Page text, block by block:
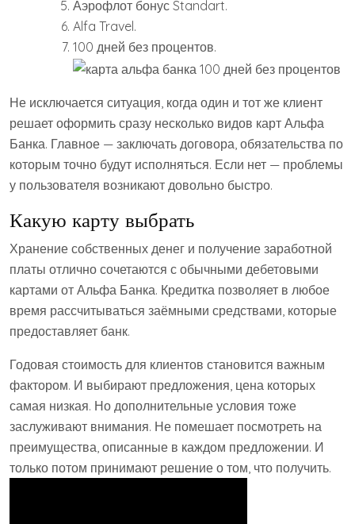
Аэрофлот бонус Standart.
Alfa Travel.
100 дней без процентов.
Не исключается ситуация, когда один и тот же клиент
решает оформить сразу несколько видов карт Альфа
Банка. Главное — заключать договора, обязательства по
которым точно будут исполняться. Если нет — проблемы
у пользователя возникают довольно быстро.
Какую карту выбрать
Хранение собственных денег и получение заработной
платы отлично сочетаются с обычными дебетовыми
картами от Альфа Банка. Кредитка позволяет в любое
время рассчитываться заёмными средствами, которые
предоставляет банк.
Годовая стоимость для клиентов становится важным
фактором. И выбирают предложения, цена которых
самая низкая. Но дополнительные условия тоже
заслуживают внимания. Не помешает посмотреть на
преимущества, описанные в каждом предложении. И
только потом принимают решение о том, что получить.